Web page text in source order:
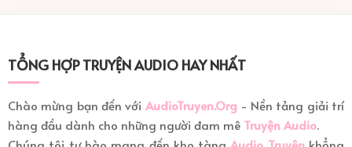
TỔNG HỢP TRUYỆN AUDIO HAY NHẤT
Chào mừng bạn đến với AudioTruyen.Org- Nền tảng giải trí
hàng đầu dành cho những người đam mê Truyện Audio.